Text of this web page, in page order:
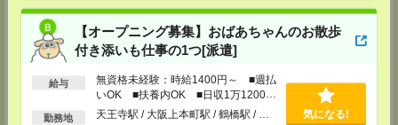
【オープニング募集】おばあちゃんのお散歩
付き添いも仕事の1つ[派遣]
給与
無資格未経験：時給1400円～ ■週払
いOK ■扶養内OK ■日収1万1200円
以上
勤務地 天王寺駅 / 大阪上本町駅 / 鶴橋駅 / … 気になる!
兵庫県神戸市中央区東川崎町1丁目3番3号 神戸ハーバーランドセンタービ
ル18階
TEL：0120-995-984
FAX：0120-709-785
担当：採用担当
広島営業所
広島県広島市中区紙屋町2丁目1番地22号 広島興銀ビル11階